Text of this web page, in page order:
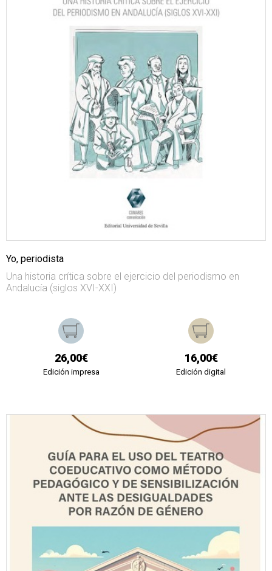
Yo, periodista
Una historia crítica sobre el ejercicio del periodismo en
Andalucía (siglos XVI-XXI)
26,00€
Edición impresa
16,00€
Edición digital